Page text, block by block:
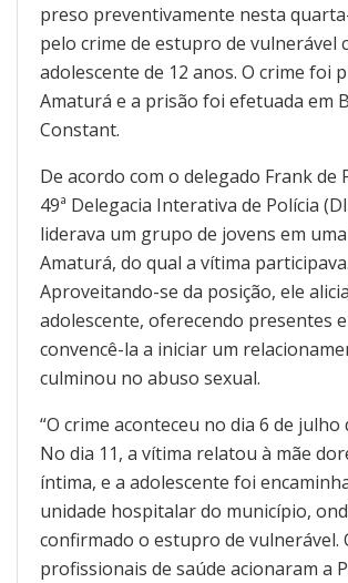
preso preventivamente nesta
pelo crime de estupro de vulnerável
adolescente de 12 anos. O crime foi
Amaturá e a prisão foi efetuada em
Constant.
De acordo com o delegado Frank de
49ª Delegacia Interativa de Polícia
liderava um grupo de jovens em
Amaturá, do qual a vítima participava.
Aproveitando-se da posição, ele
adolescente, oferecendo presentes
convencê-la a iniciar um
culminou no abuso sexual.
“O crime aconteceu no dia 6 de julho
No dia 11, a vítima relatou à mãe
íntima, e a adolescente foi
unidade hospitalar do município,
confirmado o estupro de vulnerável.
profissionais de saúde acionaram a